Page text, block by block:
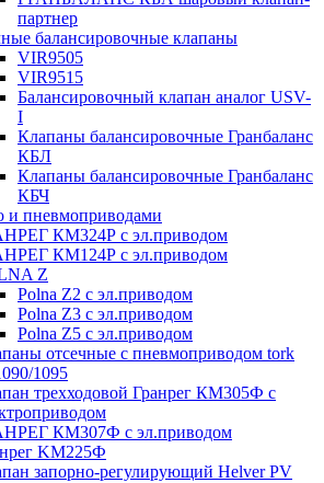
партнер
балансировочные клапаны
VIR9505
VIR9515
Балансировочный клапан аналог USV-
I
Клапаны балансировочные Гранбаланс
КБЛ
Клапаны балансировочные Гранбаланс
КБЧ
и пневмоприводами
КМ324Р с эл.приводом
КМ124Р с эл.приводом
Z
Polna Z2 с эл.приводом
Polna Z3 с эл.приводом
Polna Z5 с эл.приводом
отсечные с пневмоприводом tork
1095
трехходовой Гранрег КМ305Ф с
КМ307Ф с эл.приводом
KM225Ф
запорно-регулирующий Helver PV